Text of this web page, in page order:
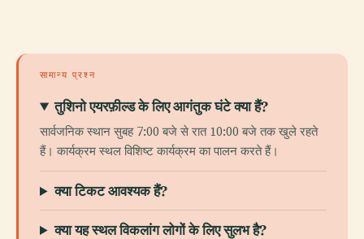
सामान्य प्रश्न
तुशिनो एयरफ़ील्ड के लिए आगंतुक घंटे क्या हैं?
सार्वजनिक स्थान सुबह 7:00 बजे से रात 10:00 बजे तक खुले रहते
हैं। कार्यक्रम स्थल विशिष्ट कार्यक्रम का पालन करते हैं।
क्या टिकट आवश्यक हैं?
क्या यह स्थल विकलांग लोगों के लिए सुलभ है?